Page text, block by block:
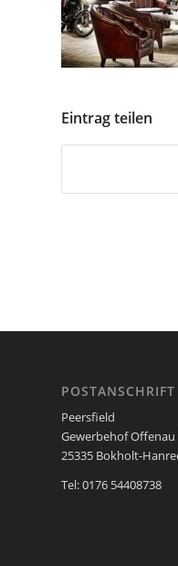
Eintrag teilen
POSTANSCHRIFT
Peersfield
Gewerbehof Offenau
25335 Bokholt-
Tel: 0176 54408738